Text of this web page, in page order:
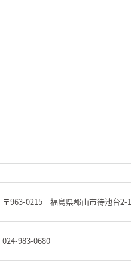
〒963-0215 福島県郡山市待池台2-1
024-983-0680